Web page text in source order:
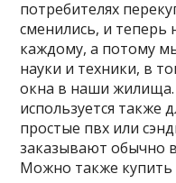
потребителях
сменились, и теперь
каждому, а потому
науки и техники, в
окна в наши жилища.
используется также
простые пвх или
заказывают обычно
Можно также купить